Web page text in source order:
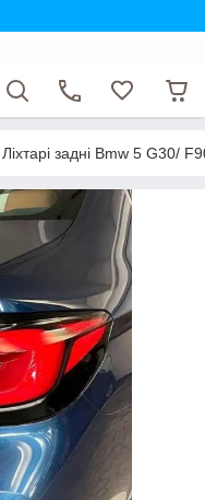
Ліхтарі задні Bmw 5 G30/